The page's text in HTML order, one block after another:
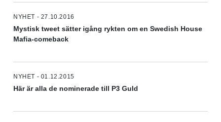
NYHET - 27.10.2016
Mystisk tweet sätter igång rykten om en Swedish House
Mafia-comeback
NYHET - 01.12.2015
Här är alla de nominerade till P3 Guld